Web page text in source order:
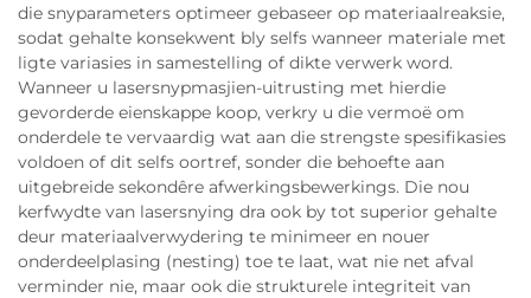
die snyparameters optimeer gebaseer op materiaalreaksie,
sodat gehalte konsekwent bly selfs wanneer materiale met
ligte variasies in samestelling of dikte verwerk word.
Wanneer u lasersnypmasjien-uitrusting met hierdie
gevorderde eienskappe koop, verkry u die vermoë om
onderdele te vervaardig wat aan die strengste spesifikasies
voldoen of dit selfs oortref, sonder die behoefte aan
uitgebreide sekondêre afwerkingsbewerkings. Die nou
kerfwydte van lasersnying dra ook by tot superior gehalte
deur materiaalverwydering te minimeer en nouer
onderdeelplasing (nesting) toe te laat, wat nie net afval
verminder nie, maar ook die strukturele integriteit van